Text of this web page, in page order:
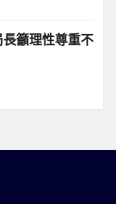
籲理性尊重不